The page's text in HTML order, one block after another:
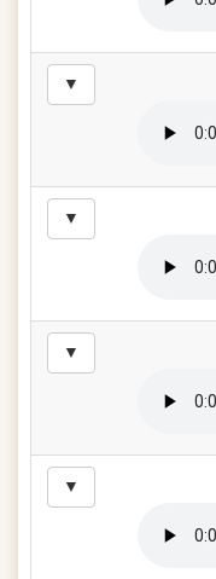
▼
▼
▼
▼